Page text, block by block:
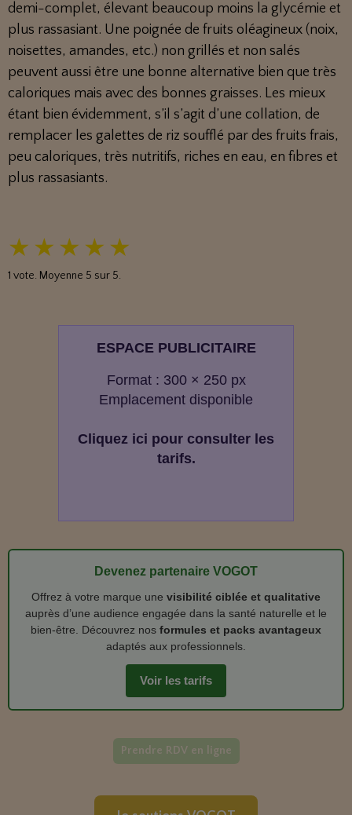
demi-complet, élevant beaucoup moins la glycémie et
plus rassasiant. Une poignée de fruits oléagineux (noix,
noisettes, amandes, etc.) non grillés et non salés
peuvent aussi être une bonne alternative bien que très
caloriques mais avec des bonnes graisses. Les mieux
étant bien évidemment, s’il s’agit d’une collation, de
remplacer les galettes de riz soufflé par des fruits frais,
peu caloriques, très nutritifs, riches en eau, en fibres et
plus rassasiants.
★ ★ ★ ★ ★
1 vote. Moyenne 5 sur 5.
ESPACE PUBLICITAIRE
Format : 300 × 250 px
Emplacement disponible
Cliquez ici pour consulter les
tarifs.
Devenez partenaire VOGOT
Offrez à votre marque une visibilité ciblée et qualitative
auprès d’une audience engagée dans la santé naturelle et le
bien‑être. Découvrez nos formules et packs avantageux
adaptés aux professionnels.
Voir les tarifs
Prendre RDV en ligne